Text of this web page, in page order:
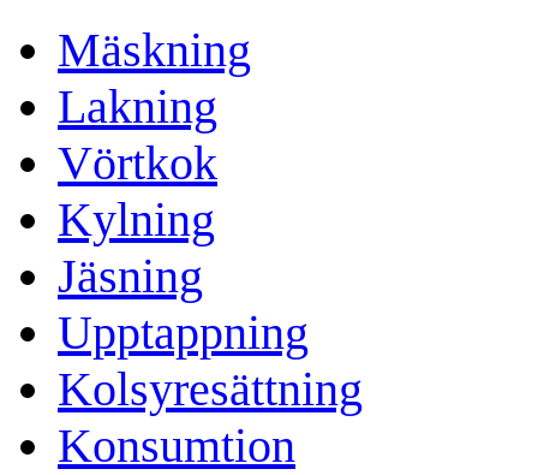
Mäskning
Lakning
Vörtkok
Kylning
Jäsning
Upptappning
Kolsyresättning
Konsumtion